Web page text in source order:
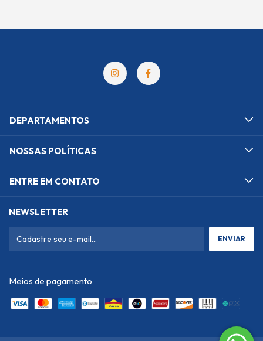
DEPARTAMENTOS
NOSSAS POLÍTICAS
ENTRE EM CONTATO
NEWSLETTER
Meios de pagamento